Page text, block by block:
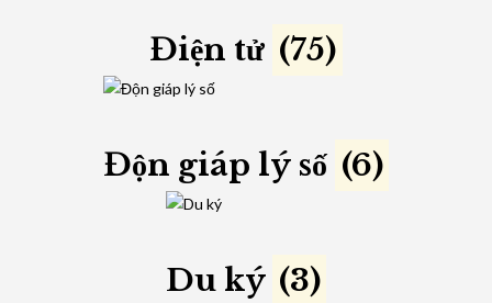
Điện tử (75)
Độn giáp lý số (6)
Du ký (3)